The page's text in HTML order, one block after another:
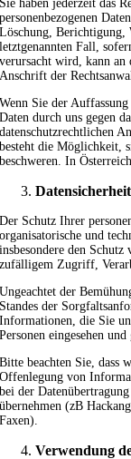
Sie haben jederzeit das
personenbezogenen
Löschung, Berichtigung,
letztgenannten Fall,
verursacht wird, kann
Anschrift der
Wenn Sie der
Daten durch uns gegen
datenschutzrechtlichen
besteht die Möglichkeit,
beschweren. In
Datensicherheit
Der Schutz Ihrer
organisatorische und
insbesondere den
zufälligem Zugriff,
Ungeachtet der
Standes der
Informationen, die Sie
Personen eingesehen
Bitte beachten Sie, dass
Offenlegung von
bei der
übernehmen (zB
Faxen).
Verwendung